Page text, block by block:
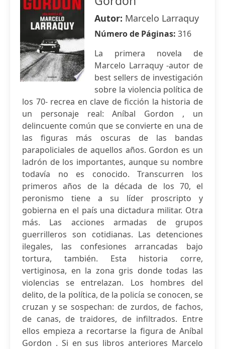
Autor: Marcelo Larraquy
Número de Páginas: 316
La primera novela de
Marcelo Larraquy -autor de
best sellers de investigación
sobre la violencia política de
los 70- recrea en clave de ficción la historia de
un personaje real: Aníbal Gordon , un
delincuente común que se convierte en una de
las figuras más oscuras de las bandas
parapoliciales de aquellos años. Gordon es un
ladrón de los importantes, aunque su nombre
todavía no es conocido. Transcurren los
primeros años de la década de los 70, el
peronismo tiene a su líder proscripto y
gobierna en el país una dictadura militar. Otra
más. Las acciones armadas de grupos
guerrilleros son cotidianas. Las detenciones
ilegales, las confesiones arrancadas bajo
tortura, también. Esta historia corre,
vertiginosa, en la zona gris donde todas las
violencias se entrelazan. Los hombres del
delito, de la política, de la policía se conocen, se
cruzan y se sospechan: de zurdos, de fachos,
de canas, de traidores, de infiltrados. Entre
ellos empieza a recortarse la figura de Aníbal
Gordon . Si en sus libros anteriores Marcelo